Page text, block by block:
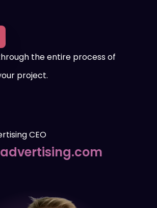
the entire process of
project.
CEO